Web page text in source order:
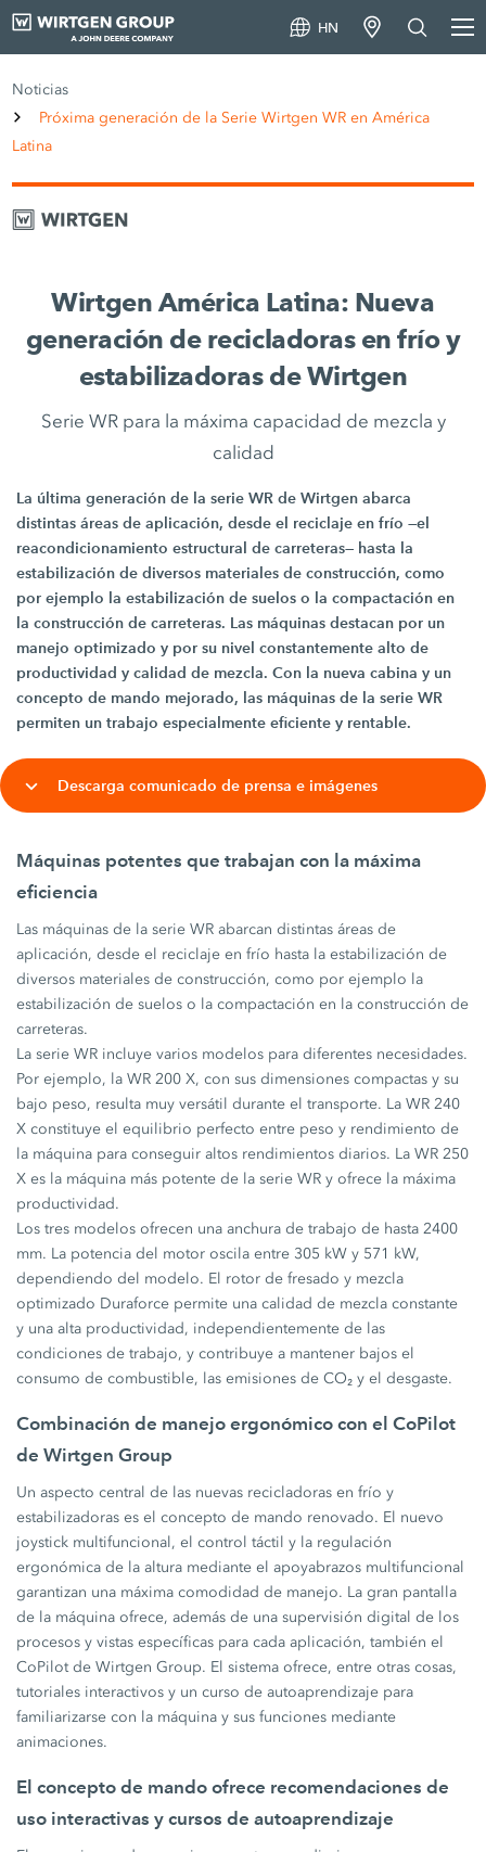
HN
Noticias
Próxima generación de la Serie Wirtgen WR en América
Latina
Wirtgen América Latina: Nueva
generación de recicladoras en frío y
estabilizadoras de Wirtgen
Serie WR para la máxima capacidad de mezcla y
calidad
La última generación de la serie WR de Wirtgen abarca
distintas áreas de aplicación, desde el reciclaje en frío —el
reacondicionamiento estructural de carreteras— hasta la
estabilización de diversos materiales de construcción, como
por ejemplo la estabilización de suelos o la compactación en
la construcción de carreteras. Las máquinas destacan por un
manejo optimizado y por su nivel constantemente alto de
productividad y calidad de mezcla. Con la nueva cabina y un
concepto de mando mejorado, las máquinas de la serie WR
permiten un trabajo especialmente eficiente y rentable.
Descarga comunicado de prensa e imágenes
Máquinas potentes que trabajan con la máxima
eficiencia
Las máquinas de la serie WR abarcan distintas áreas de
aplicación, desde el reciclaje en frío hasta la estabilización de
diversos materiales de construcción, como por ejemplo la
estabilización de suelos o la compactación en la construcción de
carreteras.
La serie WR incluye varios modelos para diferentes necesidades.
Por ejemplo, la WR 200 X, con sus dimensiones compactas y su
bajo peso, resulta muy versátil durante el transporte. La WR 240
X constituye el equilibrio perfecto entre peso y rendimiento de
la máquina para conseguir altos rendimientos diarios. La WR 250
X es la máquina más potente de la serie WR y ofrece la máxima
productividad.
Los tres modelos ofrecen una anchura de trabajo de hasta 2400
mm. La potencia del motor oscila entre 305 kW y 571 kW,
dependiendo del modelo. El rotor de fresado y mezcla
optimizado Duraforce permite una calidad de mezcla constante
y una alta productividad, independientemente de las
condiciones de trabajo, y contribuye a mantener bajos el
consumo de combustible, las emisiones de CO₂ y el desgaste.
Combinación de manejo ergonómico con el CoPilot
de Wirtgen Group
Un aspecto central de las nuevas recicladoras en frío y
estabilizadoras es el concepto de mando renovado. El nuevo
joystick multifuncional, el control táctil y la regulación
ergonómica de la altura mediante el apoyabrazos multifuncional
garantizan una máxima comodidad de manejo. La gran pantalla
de la máquina ofrece, además de una supervisión digital de los
procesos y vistas específicas para cada aplicación, también el
CoPilot de Wirtgen Group. El sistema ofrece, entre otras cosas,
tutoriales interactivos y un curso de autoaprendizaje para
familiarizarse con la máquina y sus funciones mediante
animaciones.
El concepto de mando ofrece recomendaciones de
uso interactivas y cursos de autoaprendizaje